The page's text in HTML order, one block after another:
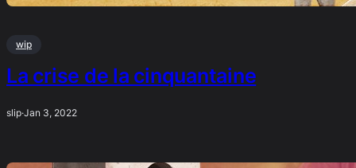
wip
La crise de la cinquantaine
slip·Jan 3, 2022